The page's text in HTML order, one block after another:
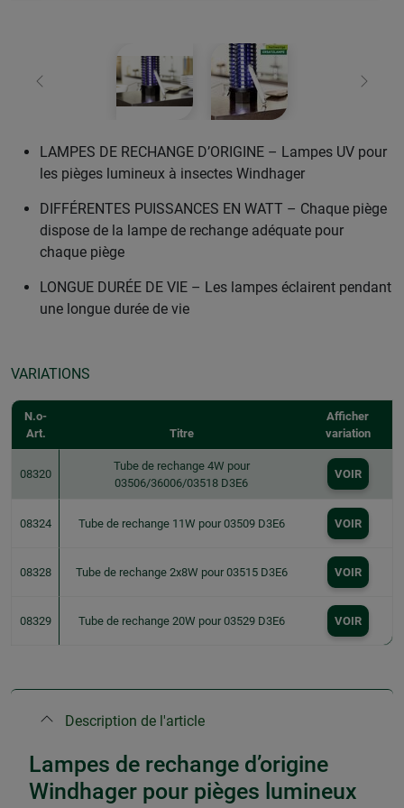
retour
LAMPES DE RECHANGE D’ORIGINE – Lampes UV pour
les pièges lumineux à insectes Windhager
DIFFÉRENTES PUISSANCES EN WATT – Chaque piège
dispose de la lampe de rechange adéquate pour
chaque piège
LONGUE DURÉE DE VIE – Les lampes éclairent pendant
une longue durée de vie
VARIATIONS
N.o-
Art.
Titre
Afficher
variation
08320
Tube de rechange 4W pour
03506/36006/03518 D3E6
VOIR
08324 Tube de rechange 11W pour 03509 D3E6 VOIR
08328 Tube de rechange 2x8W pour 03515 D3E6 VOIR
08329 Tube de rechange 20W pour 03529 D3E6 VOIR
Description de l'article
Lampes de rechange d’origine
Windhager pour pièges lumineux